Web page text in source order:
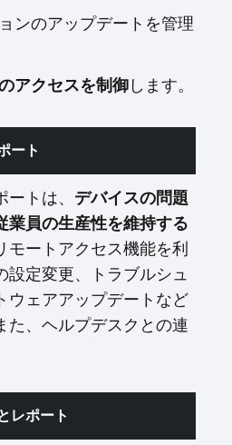
ンのアップデートを管理
アクセスを制御 します。
ート
トは、
デバイスの問題
業員の生産性を維持する
モートアクセス機能を利
設定変更、トラブルシュ
ウェアアップデートなど
た、ヘルプデスクとの連
レポート